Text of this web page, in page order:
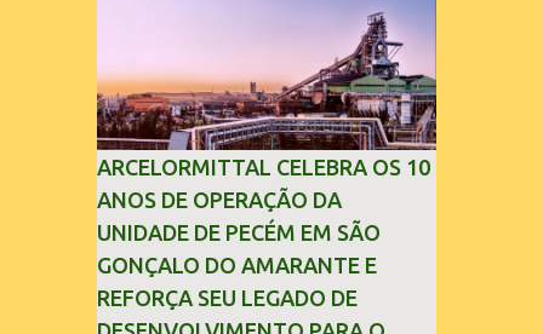
consolidados (*) relativos ao exercício de
sobretudo da China, e as tarifas impostas
pelo Governo dos Estados Unidos afetaram
os resultados financeiros e operacionais da
organização e de todo o setor do aço
brasileiro. Ainda assim, a empresa manteve-
se como líder no Brasil, com 42% da
produção nacional de aço bruto, os
investimentos programados e permaneceu
firme em seus valores de segurança,
ARCELORMITTAL CELEBRA OS 10
ANOS DE OPERAÇÃO DA
UNIDADE DE PECÉM EM SÃO
GONÇALO DO AMARANTE E
REFORÇA SEU LEGADO DE